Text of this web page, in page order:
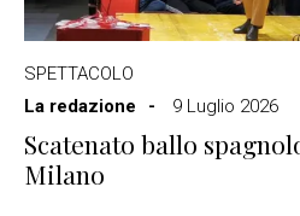
SPETTACOLO
La redazione
9 Luglio 2026
Scatenato ballo
Milano